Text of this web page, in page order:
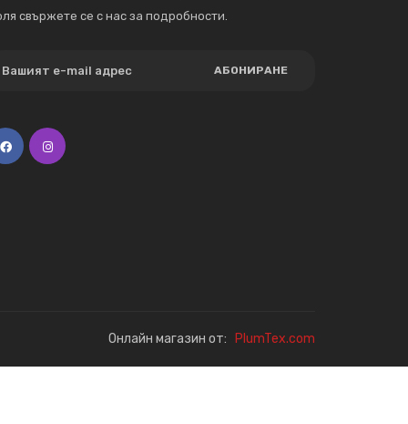
свържете се с нас за подробности.
АБОНИРАНЕ
Онлайн магазин от: PlumTex.com